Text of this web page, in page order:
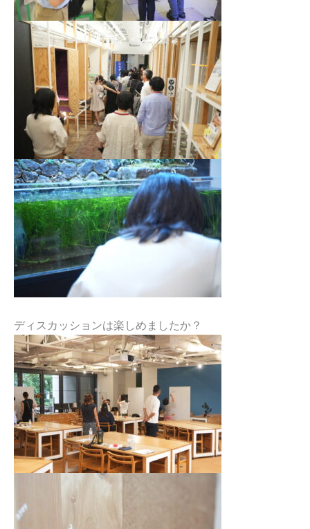
ディスカッションは楽しめましたか？